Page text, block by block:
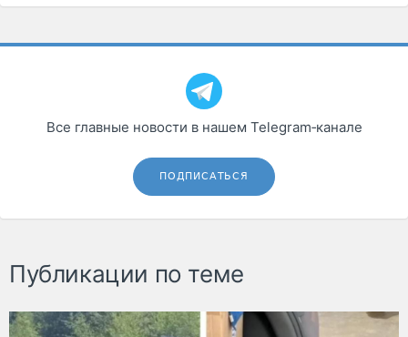
Все главные новости в нашем Telegram‑канале
ПОДПИСАТЬСЯ
Публикации по теме